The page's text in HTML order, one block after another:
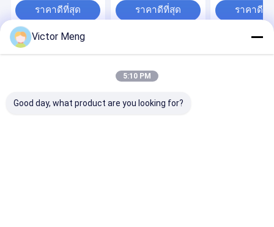
ราคาดีที่สุด ราคาดีที่สุด ราคาดีที่
Desktop Site
แผนผังเว็บไซต์
Privacy Policy
Anping Yuanfengrun Mesh Products Co., Ltd.. All Rights Reserved.
Victor Meng
5:10 PM
Good day, what product are you looking for?